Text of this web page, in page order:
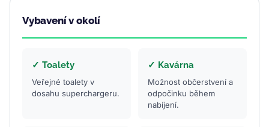
Vybavení v okolí
✓ Toalety
Veřejné toalety v
dosahu superchargeru.
✓ Kavárna
Možnost občerstvení a
odpočinku během
nabíjení.